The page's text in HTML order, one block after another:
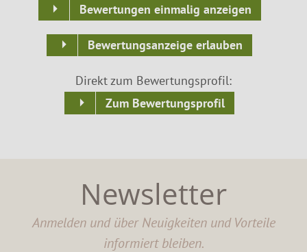
Bewertungen einmalig anzeigen
Bewertungsanzeige erlauben
Direkt zum Bewertungsprofil:
Zum Bewertungsprofil
Newsletter
Anmelden und über Neuigkeiten und Vorteile
informiert bleiben.